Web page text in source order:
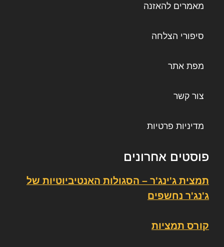
מאמרים להאזנה
סיפורי הצלחה
מפת אתר
צור קשר
מדיניות פרטיות
פוסטים אחרונים
תמצית ג'ינג'ר – הסגולות האנטיביוטיות של
ג'נג'ר נחשפים
קורס תמציות